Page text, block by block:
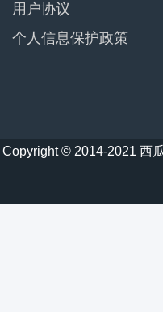
用户协议
个人信息保护政策
Copyright © 2014-2021 西